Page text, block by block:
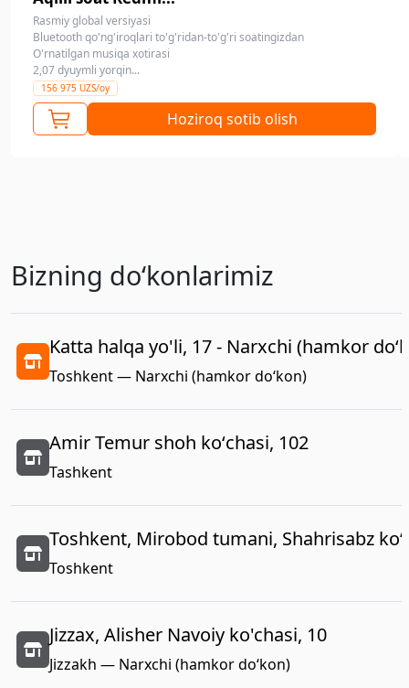
Rasmiy global versiyasi
Bluetooth qo'ng'iroqlari to'g'ridan-to'g'ri soatingizdan
O'rnatilgan musiqa xotirasi
2,07 dyuymli yorqin...
156 975 UZS/oy
Hoziroq sotib olish
Bizning doʻkonlarimiz
Katta halqa yo'li, 17 - Narxchi (hamkor
Toshkent — Narxchi (hamkor do‘kon)
Amir Temur shoh koʻchasi, 102
Tashkent
Toshkent, Mirobod tumani, Shahrisabz
Toshkent
Jizzax, Alisher Navoiy ko'chasi, 10
Jizzakh — Narxchi (hamkor do‘kon)